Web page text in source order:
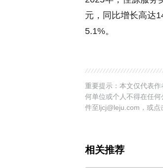
元，同比增长高达
5.1%。
重要提示：本文仅代表
何单位或个人不得在任
件至ljcj@leju.com，或点
相关推荐